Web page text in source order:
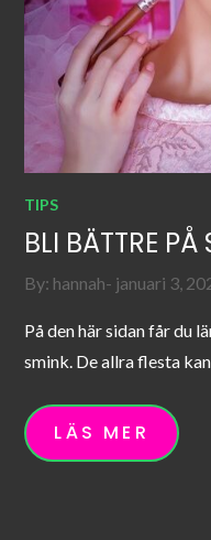
TIPS
BLI BÄTTRE PÅ
By: hannah Posted
januari 3,
På den här sidan får du
smink. De allra flesta
LÄS MER